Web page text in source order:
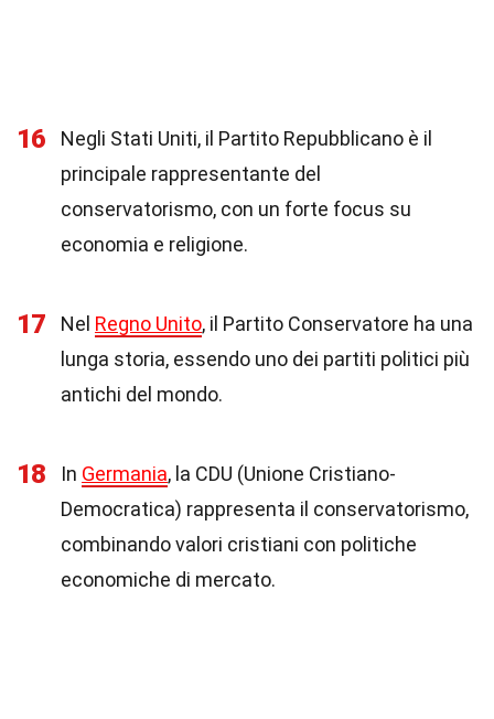
16
Negli Stati Uniti, il Partito Repubblicano è il
principale rappresentante del
conservatorismo, con un forte focus su
economia e religione.
17 Nel Regno Unito, il Partito Conservatore ha una
lunga storia, essendo uno dei partiti politici più
antichi del mondo.
18 In Germania, la CDU (Unione Cristiano-
Democratica) rappresenta il conservatorismo,
combinando valori cristiani con politiche
economiche di mercato.